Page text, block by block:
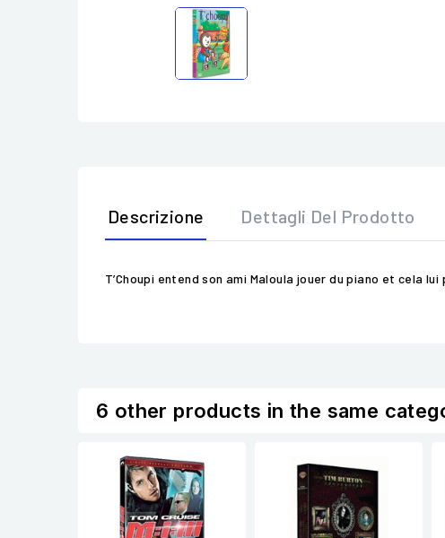
Descrizione Dettagli Del Prodotto
T’Choupi entend son ami Maloula jouer du piano et cela
6 other products in the same